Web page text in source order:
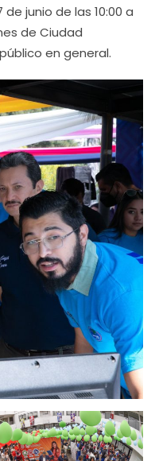
junio de las 10:00 a
de Ciudad
en general.